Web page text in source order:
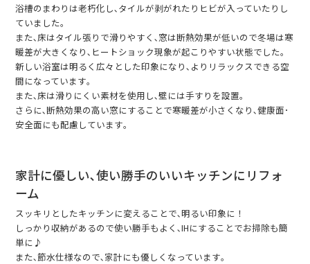
浴槽のまわりは老朽化し､タイルが剥がれたりヒビが入っていたりし
ていました｡
また､床はタイル張りで滑りやすく､窓は断熱効果が低いので冬場は寒
暖差が大きくなり､ヒートショック現象が起こりやすい状態でした｡
新しい浴室は明るく広々とした印象になり､よりリラックスできる空
間になっています｡
また､床は滑りにくい素材を使用し､壁には手すりを設置｡
さらに､断熱効果の高い窓にすることで寒暖差が小さくなり､健康面･
安全面にも配慮しています｡
家計に優しい､使い勝手のいいキッチンにリフォ
ーム
スッキリとしたキッチンに変えることで､明るい印象に！
しっかり収納があるので使い勝手もよく､IHにすることでお掃除も簡
単に♪
また､節水仕様なので､家計にも優しくなっています｡